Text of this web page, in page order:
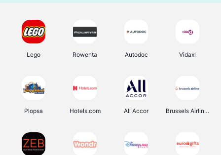
Lego Rowenta Autodoc Vidaxl
Plopsa Hotels.com All Accor Brussels Airlines